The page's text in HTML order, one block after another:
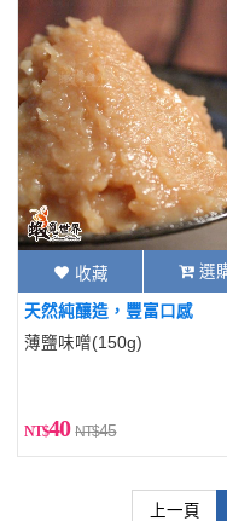
收藏 選
天然純釀造，豐富口感
薄鹽味噌(150g)
40 45
上一頁